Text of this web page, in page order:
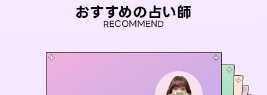
おすすめの占い師
RECOMMEND